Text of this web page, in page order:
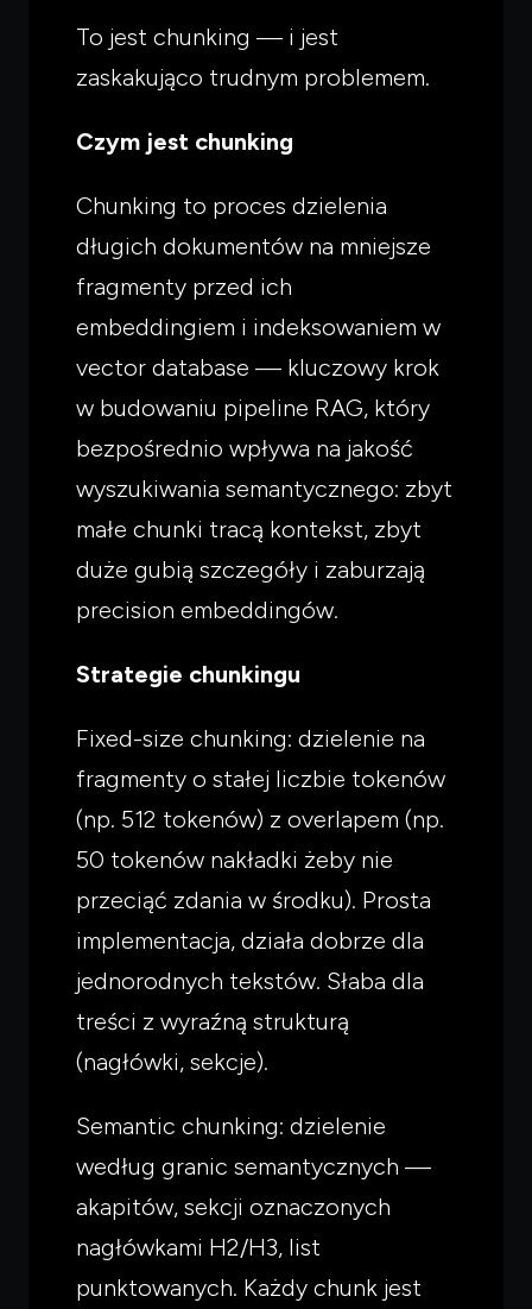
To jest chunking — i jest
zaskakująco trudnym problemem.
Czym jest chunking
Chunking to proces dzielenia
długich dokumentów na mniejsze
fragmenty przed ich
embeddingiem i indeksowaniem w
vector database — kluczowy krok
w budowaniu pipeline RAG, który
bezpośrednio wpływa na jakość
wyszukiwania semantycznego: zbyt
małe chunki tracą kontekst, zbyt
duże gubią szczegóły i zaburzają
precision embeddingów.
Strategie chunkingu
Fixed-size chunking: dzielenie na
fragmenty o stałej liczbie tokenów
(np. 512 tokenów) z overlapem (np.
50 tokenów nakładki żeby nie
przeciąć zdania w środku). Prosta
implementacja, działa dobrze dla
jednorodnych tekstów. Słaba dla
treści z wyraźną strukturą
(nagłówki, sekcje).
Semantic chunking: dzielenie
według granic semantycznych —
akapitów, sekcji oznaczonych
nagłówkami H2/H3, list
punktowanych. Każdy chunk jest
Czegoszukasz?
Powiedz czym się zajmujesz — pokażę co warto